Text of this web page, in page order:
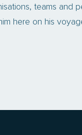
teams and
here on his